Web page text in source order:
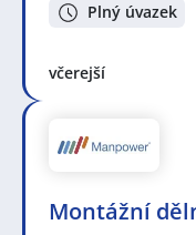
Plný úvazek
včerejší
Montážní